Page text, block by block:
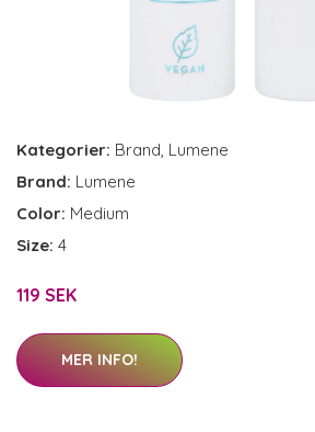
Kategorier: Brand, Lumene
Brand: Lumene
Color: Medium
Size: 4
119 SEK
MER INFO!